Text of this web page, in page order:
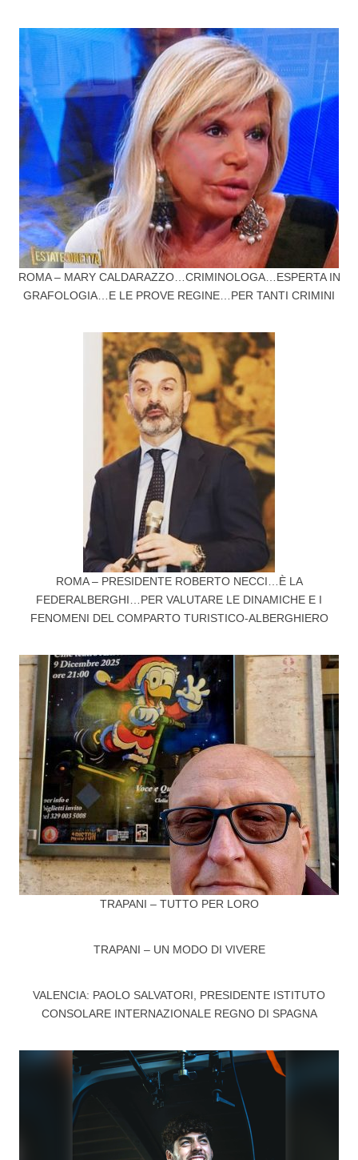
ROMA – MARY CALDARAZZO…CRIMINOLOGA…ESPERTA IN
GRAFOLOGIA…E LE PROVE REGINE…PER TANTI CRIMINI
ROMA – PRESIDENTE ROBERTO NECCI…È LA
FEDERALBERGHI…PER VALUTARE LE DINAMICHE E I
FENOMENI DEL COMPARTO TURISTICO-ALBERGHIERO
TRAPANI – TUTTO PER LORO
TRAPANI – UN MODO DI VIVERE
VALENCIA: PAOLO SALVATORI, PRESIDENTE ISTITUTO
CONSOLARE INTERNAZIONALE REGNO DI SPAGNA